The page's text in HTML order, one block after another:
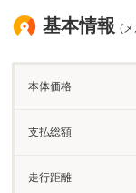
基本情報 (
本体価格
支払総額
走行距離